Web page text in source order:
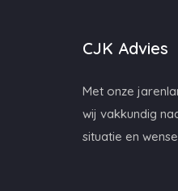
CJK Advies
Met onze
wij vakkundig
situatie en